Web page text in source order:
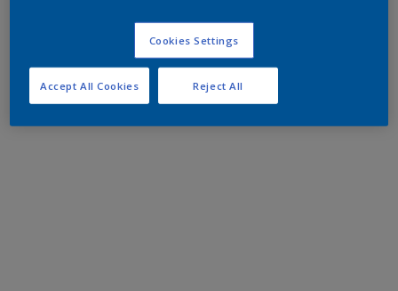
Cookies Settings
Reject All
Accept All Cookies